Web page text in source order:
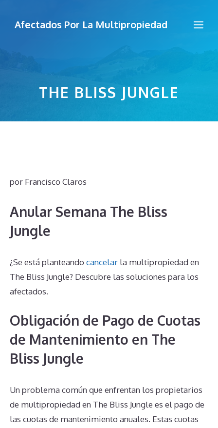
Afectados Por La Multipropiedad
THE BLISS JUNGLE
por Francisco Claros
Anular Semana The Bliss
Jungle
¿Se está planteando cancelar la multipropiedad en
The Bliss Jungle? Descubre las soluciones para los
afectados.
Obligación de Pago de Cuotas
de Mantenimiento en The
Bliss Jungle
Un problema común que enfrentan los propietarios
de multipropiedad en The Bliss Jungle es el pago de
las cuotas de mantenimiento anuales. Estas cuotas